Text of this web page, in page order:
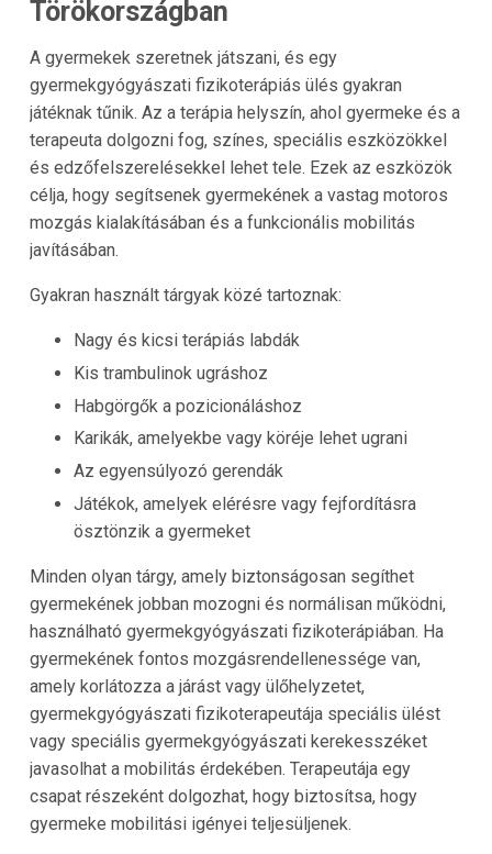
Törökországban
A gyermekek szeretnek játszani, és egy
gyermekgyógyászati fizikoterápiás ülés gyakran
játéknak tűnik. Az a terápia helyszín, ahol gyermeke és a
terapeuta dolgozni fog, színes, speciális eszközökkel
és edzőfelszerelésekkel lehet tele. Ezek az eszközök
célja, hogy segítsenek gyermekének a vastag motoros
mozgás kialakításában és a funkcionális mobilitás
javításában.
Gyakran használt tárgyak közé tartoznak:
Nagy és kicsi terápiás labdák
Kis trambulinok ugráshoz
Habgörgők a pozicionáláshoz
Karikák, amelyekbe vagy köréje lehet ugrani
Az egyensúlyozó gerendák
Játékok, amelyek elérésre vagy fejfordításra
ösztönzik a gyermeket
Minden olyan tárgy, amely biztonságosan segíthet
gyermekének jobban mozogni és normálisan működni,
használható gyermekgyógyászati fizikoterápiában. Ha
gyermekének fontos mozgásrendellenessége van,
amely korlátozza a járást vagy ülőhelyzetet,
gyermekgyógyászati fizikoterapeutája speciális ülést
vagy speciális gyermekgyógyászati kerekesszéket
javasolhat a mobilitás érdekében. Terapeutája egy
csapat részeként dolgozhat, hogy biztosítsa, hogy
gyermeke mobilitási igényei teljesüljenek.